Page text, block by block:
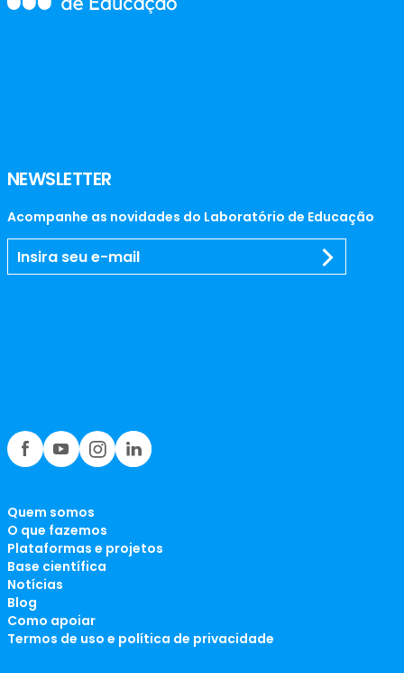
NEWSLETTER
Acompanhe as novidades do Laboratório de Educação
Quem somos
O que fazemos
Plataformas e projetos
Base científica
Notícias
Blog
Como apoiar
Termos de uso e política de privacidade